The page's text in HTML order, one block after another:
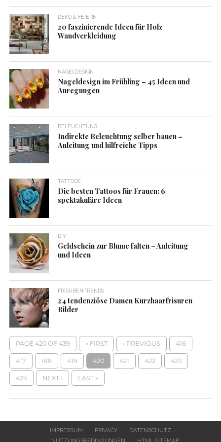
DEKO & FEIERN
20 faszinierende Ideen für Holz
Wandverkleidung
NAGELDESIGN
Nageldesign im Frühling – 45 Ideen und
Anregungen
BELEUCHTUNG
Indirekte Beleuchtung selber bauen –
Anleitung und hilfreiche Tipps
TATTOOS
Die besten Tattoos für Frauen: 6
spektakuläre Ideen
DIY
Geldschein zur Blume falten – Anleitung
und Ideen
FRISURENTRENDS
24 tendenziöse Damen Kurzhaarfrisuren
Bilder
PAGE 420 OF 439 « FIRST ‹ PREVIOUS 416
417 418 419 420 421 422 423
424 NEXT › LAST »
IMPRESSUM PRIVACY
DATENSCHUTZ
NUTZUNGSBEDINGUNGEN
HTML SITEMAP